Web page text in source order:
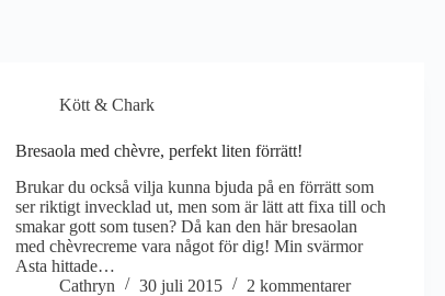
Kött & Chark
Bresaola med chèvre, perfekt liten förrätt!
Brukar du också vilja kunna bjuda på en förrätt som
ser riktigt invecklad ut, men som är lätt att fixa till och
smakar gott som tusen? Då kan den här bresaolan
med chèvrecreme vara något för dig! Min svärmor
Asta hittade…
Cathryn
30 juli 2015 2 kommentarer